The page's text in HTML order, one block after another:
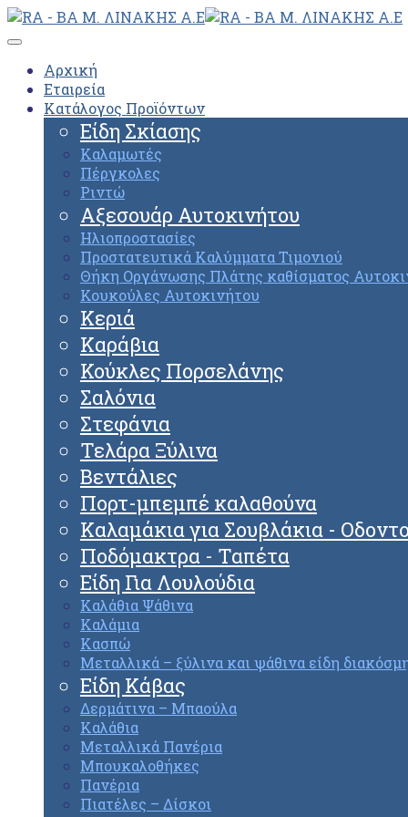
Αρχική
Εταιρεία
Κατάλογος Προϊόντων
Είδη Σκίασης
Καλαμωτές
Πέργκολες
Ριντώ
Αξεσουάρ Αυτοκινήτου
Ηλιοπροστασίες
Προστατευτικά Καλύμματα Τιμονιού
Θήκη Οργάνωσης Πλάτης καθίσματος
Κουκούλες Αυτοκινήτου
Κεριά
Καράβια
Κούκλες Πορσελάνης
Σαλόνια
Στεφάνια
Τελάρα Ξύλινα
Βεντάλιες
Πορτ-μπεμπέ καλαθούνα
Καλαμάκια για Σουβλάκια -
Ποδόμακτρα - Ταπέτα
Είδη Για Λουλούδια
Καλάθια Ψάθινα
Καλάμια
Κασπώ
Μεταλλικά – ξύλινα και ψάθινα είδη
Είδη Κάβας
Δερμάτινα – Μπαούλα
Καλάθια
Μεταλλικά Πανέρια
Μπουκαλοθήκες
Πανέρια
Πιατέλες – Δίσκοι